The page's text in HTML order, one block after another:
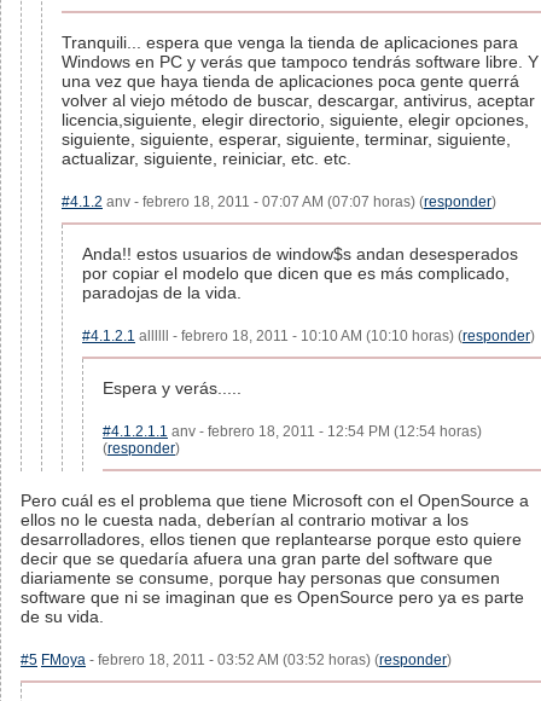
Tranquili... espera que venga la tienda de aplicaciones para
Windows en PC y verás que tampoco tendrás software libre. Y
una vez que haya tienda de aplicaciones poca gente querrá
volver al viejo método de buscar, descargar, antivirus, aceptar
licencia,siguiente, elegir directorio, siguiente, elegir opciones,
siguiente, siguiente, esperar, siguiente, terminar, siguiente,
actualizar, siguiente, reiniciar, etc. etc.
#4.1.2 anv - febrero 18, 2011 - 07:07 AM (07:07 horas) (responder)
Anda!! estos usuarios de window$s andan desesperados
por copiar el modelo que dicen que es más complicado,
paradojas de la vida.
#4.1.2.1 allllll - febrero 18, 2011 - 10:10 AM (10:10 horas) (responder)
Espera y verás.....
#4.1.2.1.1 anv - febrero 18, 2011 - 12:54 PM (12:54 horas)
(responder)
Pero cuál es el problema que tiene Microsoft con el OpenSource a
ellos no le cuesta nada, deberían al contrario motivar a los
desarrolladores, ellos tienen que replantearse porque esto quiere
decir que se quedaría afuera una gran parte del software que
diariamente se consume, porque hay personas que consumen
software que ni se imaginan que es OpenSource pero ya es parte
de su vida.
#5 FMoya - febrero 18, 2011 - 03:52 AM (03:52 horas) (responder)